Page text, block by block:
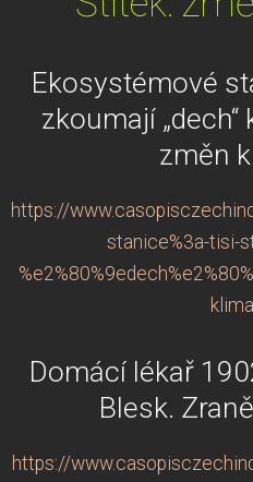
Ekosystémové
zkoumají
změn
https://
stanice%3a-tisi-
Domácí lékař
Blesk.
https://